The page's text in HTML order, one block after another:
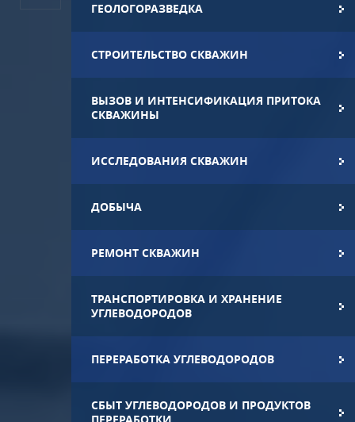
ГЕОЛОГОРАЗВЕДКА
СТРОИТЕЛЬСТВО СКВАЖИН
ВЫЗОВ И ИНТЕНСИФИКАЦИЯ ПРИТОКА
СКВАЖИНЫ
ИССЛЕДОВАНИЯ СКВАЖИН
ДОБЫЧА
РЕМОНТ СКВАЖИН
ТРАНСПОРТИРОВКА И ХРАНЕНИЕ
УГЛЕВОДОРОДОВ
ПЕРЕРАБОТКА УГЛЕВОДОРОДОВ
СБЫТ УГЛЕВОДОРОДОВ И ПРОДУКТОВ